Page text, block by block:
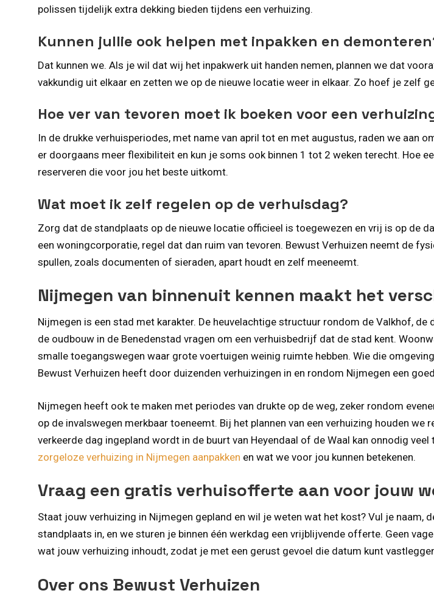
polissen tijdelijk extra dekking bieden tijdens een verhuizing.
Kunnen jullie ook helpen met inpakken en
Dat kunnen we. Als je wil dat wij het inpakwerk uit handen nemen, plannen we dat
vakkundig uit elkaar en zetten we op de nieuwe locatie weer in elkaar. Zo hoef je zelf
Hoe ver van tevoren moet ik boeken voor een
In de drukke verhuisperiodes, met name van april tot en met augustus, raden we aan
er doorgaans meer flexibiliteit en kun je soms ook binnen 1 tot 2 weken terecht. Hoe
reserveren die voor jou het beste uitkomt.
Wat moet ik zelf regelen op de verhuisdag?
Zorg dat de standplaats op de nieuwe locatie officieel is toegewezen en vrij is op de
een woningcorporatie, regel dat dan ruim van tevoren. Bewust Verhuizen neemt de
spullen, zoals documenten of sieraden, apart houdt en zelf meeneemt.
Nijmegen van binnenuit kennen maakt het
Nijmegen is een stad met karakter. De heuvelachtige structuur rondom de Valkhof,
de oudbouw in de Benedenstad vragen om een verhuisbedrijf dat de stad kent.
smalle toegangswegen waar grote voertuigen weinig ruimte hebben. Wie die
Bewust Verhuizen heeft door duizenden verhuizingen in en rondom Nijmegen een
Nijmegen heeft ook te maken met periodes van drukte op de weg, zeker rondom
op de invalswegen merkbaar toeneemt. Bij het plannen van een verhuizing houden
verkeerde dag ingepland wordt in de buurt van Heyendaal of de Waal kan onnodig
zorgeloze verhuizing in Nijmegen aanpakken en wat we voor jou kunnen betekenen.
Vraag een gratis verhuisofferte aan voor jouw
Staat jouw verhuizing in Nijmegen gepland en wil je weten wat het kost? Vul je naam,
standplaats in, en we sturen je binnen één werkdag een vrijblijvende offerte. Geen
wat jouw verhuizing inhoudt, zodat je met een gerust gevoel die datum kunt
Over ons Bewust Verhuizen